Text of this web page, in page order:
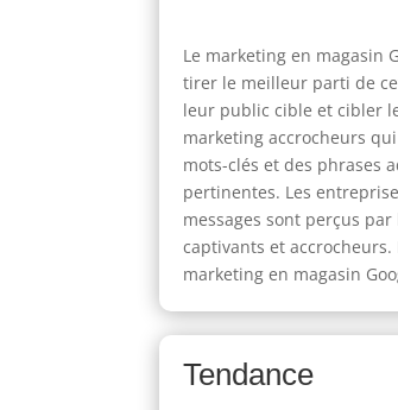
Le marketing en magasin
tirer le meilleur parti de
leur public cible et cibler
marketing accrocheurs
mots-clés et des phrases
pertinentes. Les
messages sont perçus
captivants et
marketing en magasin
Tendance